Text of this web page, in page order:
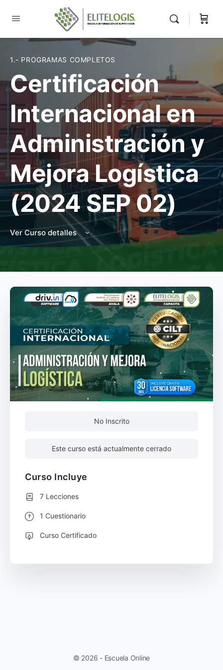
1.- PROGRAMAS COMPLETOS
Certificación
Internacional en
Administración y
Mejora Logística
(2024 SEP 02)
Ver Curso detalles
No Inscrito
Este curso está actualmente cerrado
Curso Incluye
7 Lecciones
1 Cuestionario
Curso Certificado
© 2026 - Escuela Online